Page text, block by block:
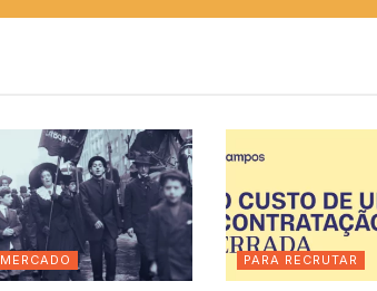
MERCADO PARA RECRUTAR